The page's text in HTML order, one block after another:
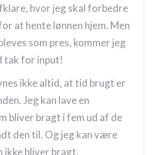
hvor jeg skal forbedre
at hente lønnen hjem. Men
som pres, kommer jeg
tak for input!
ikke altid, at tid brugt er
Jeg kan lave en
bliver bragt i fem ud af de
den til. Og jeg kan være
ikke bliver bragt.
på aktivt